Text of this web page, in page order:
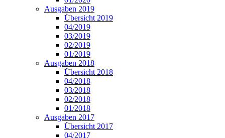
Ausgaben 2019
Übersicht 2019
04/2019
03/2019
02/2019
01/2019
Ausgaben 2018
Übersicht 2018
04/2018
03/2018
02/2018
01/2018
Ausgaben 2017
Übersicht 2017
04/2017